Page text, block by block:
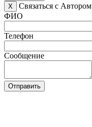
X
Связаться с Автором
ФИО
Телефон
Сообщение
Отправить